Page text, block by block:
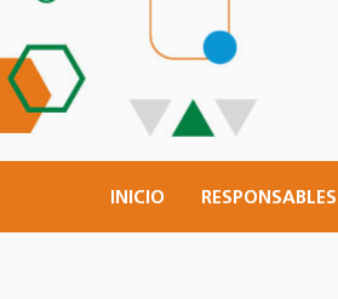
INICIO RESPONSABLES